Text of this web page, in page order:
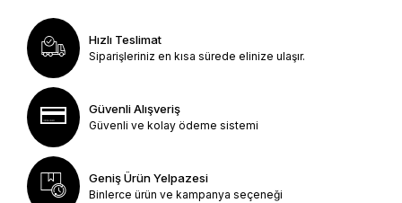
Hızlı Teslimat
Siparişleriniz en kısa sürede elinize ulaşır.
Güvenli Alışveriş
Güvenli ve kolay ödeme sistemi
Geniş Ürün Yelpazesi
Binlerce ürün ve kampanya seçeneği